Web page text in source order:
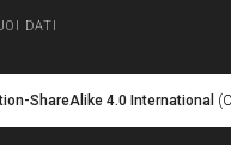
DATI
ShareAlike 4.0 International